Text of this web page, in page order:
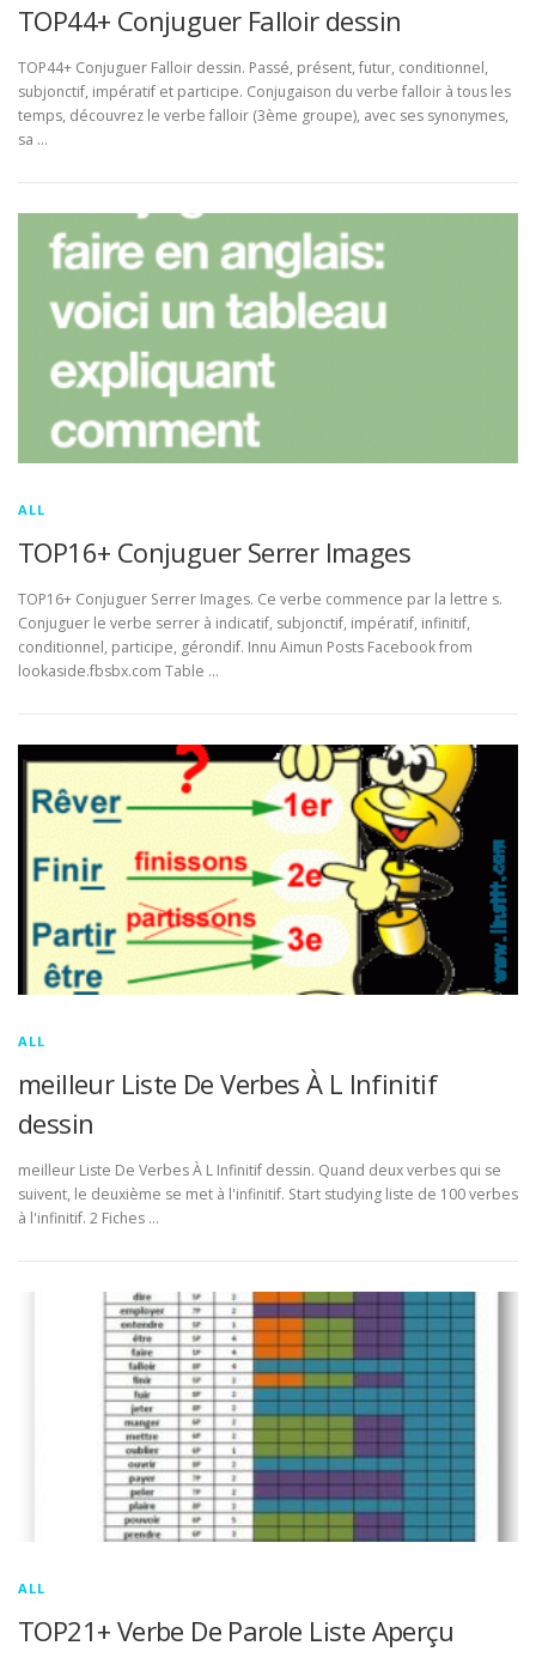
TOP44+ Conjuguer Falloir dessin
TOP44+ Conjuguer Falloir dessin. Passé, présent, futur, conditionnel,
subjonctif, impératif et participe. Conjugaison du verbe falloir à tous les
temps, découvrez le verbe falloir (3ème groupe), avec ses synonymes,
sa …
ALL
TOP16+ Conjuguer Serrer Images
TOP16+ Conjuguer Serrer Images. Ce verbe commence par la lettre s.
Conjuguer le verbe serrer à indicatif, subjonctif, impératif, infinitif,
conditionnel, participe, gérondif. Innu Aimun Posts Facebook from
lookaside.fbsbx.com Table …
ALL
meilleur Liste De Verbes À L Infinitif
dessin
meilleur Liste De Verbes À L Infinitif dessin. Quand deux verbes qui se
suivent, le deuxième se met à l'infinitif. Start studying liste de 100 verbes
à l'infinitif. 2 Fiches …
ALL
TOP21+ Verbe De Parole Liste Aperçu